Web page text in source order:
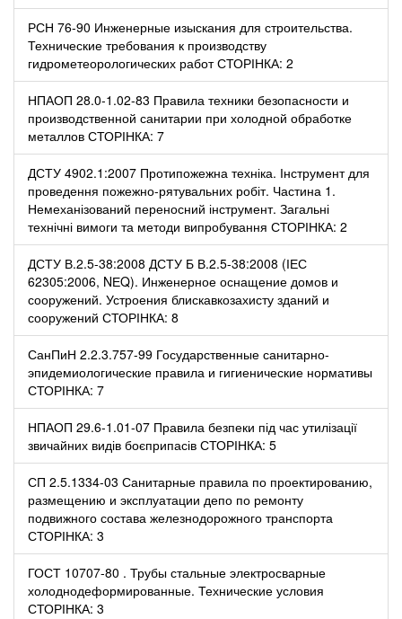
РСН 76-90 Инженерные изыскания для строительства.
Технические требования к производству
гидрометеорологических работ СТОРІНКА: 2
НПАОП 28.0-1.02-83 Правила техники безопасности и
производственной санитарии при холодной обработке
металлов СТОРІНКА: 7
ДСТУ 4902.1:2007 Протипожежна техніка. Інструмент для
проведення пожежно-рятувальних робіт. Частина 1.
Немеханізований переносний інструмент. Загальні
технічні вимоги та методи випробування СТОРІНКА: 2
ДСТУ В.2.5-38:2008 ДСТУ Б В.2.5-38:2008 (ІЕС
62305:2006, NЕQ). Инженерное оснащение домов и
сооружений. Устроения блискавкозахисту зданий и
сооружений СТОРІНКА: 8
СанПиН 2.2.3.757-99 Государственные санитарно-
эпидемиологические правила и гигиенические нормативы
СТОРІНКА: 7
НПАОП 29.6-1.01-07 Правила безпеки під час утилізації
звичайних видів боєприпасів СТОРІНКА: 5
СП 2.5.1334-03 Санитарные правила по проектированию,
размещению и эксплуатации депо по ремонту
подвижного состава железнодорожного транспорта
СТОРІНКА: 3
ГОСТ 10707-80 . Трубы стальные электросварные
холоднодеформированные. Технические условия
СТОРІНКА: 3